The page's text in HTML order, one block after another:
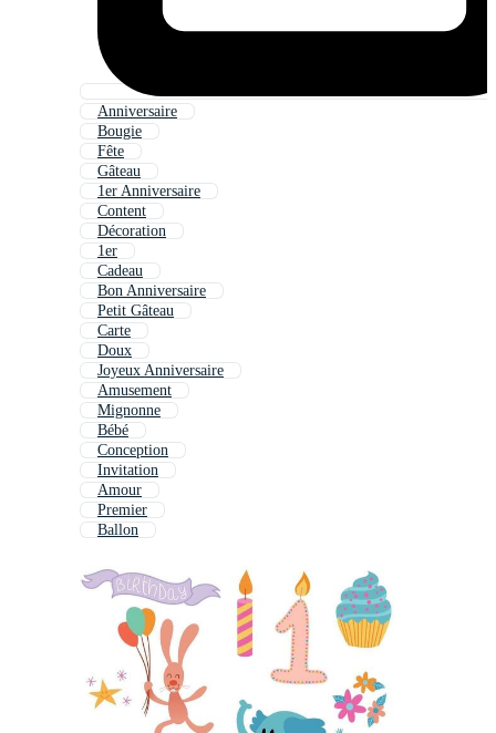
Anniversaire
Bougie
Fête
Gâteau
1er Anniversaire
Content
Décoration
1er
Cadeau
Bon Anniversaire
Petit Gâteau
Carte
Doux
Joyeux Anniversaire
Amusement
Mignonne
Bébé
Conception
Invitation
Amour
Premier
Ballon